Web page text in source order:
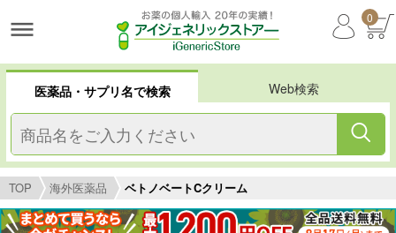
0
医薬品・サプリ名で検索 Web検索
TOP 海外医薬品 ベトノベートCクリーム